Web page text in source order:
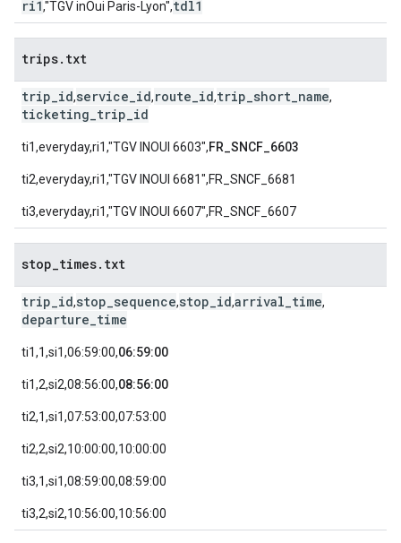
ri1,"TGV inOui Paris-Lyon",tdl1
trips. txt
trip_id,service_id,route_id,trip_short_name,
ticketing_trip_id
ti1,everyday,ri1,"TGV INOUI 6603",FR_SNCF_6603
ti2,everyday,ri1,"TGV INOUI 6681",FR_SNCF_6681
ti3,everyday,ri1,"TGV INOUI 6607",FR_SNCF_6607
stop times. txt
trip_id,stop_sequence,stop_id,arrival_time,
departure_time
ti1,1,si1,06:59:00,06:59:00
ti1,2,si2,08:56:00,08:56:00
ti2,1,si1,07:53:00,07:53:00
ti2,2,si2,10:00:00,10:00:00
ti3,1,si1,08:59:00,08:59:00
ti3,2,si2,10:56:00,10:56:00